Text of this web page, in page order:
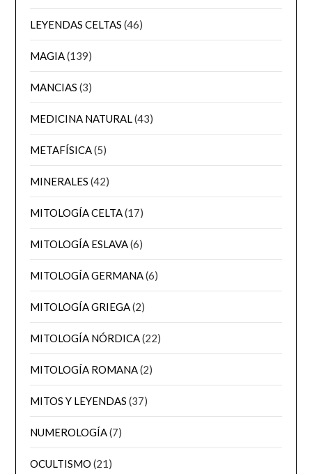
LEYENDAS CELTAS (46)
MAGIA(139)
MANCIAS (3)
MEDICINA NATURAL(43)
METAFÍSICA(5)
MINERALES (42)
MITOLOGÍA CELTA(17)
MITOLOGÍA ESLAVA(6)
MITOLOGÍA GERMANA(6)
MITOLOGÍA GRIEGA(2)
MITOLOGÍA NÓRDICA(22)
MITOLOGÍA ROMANA(2)
MITOS Y LEYENDAS (37)
NUMEROLOGÍA(7)
OCULTISMO (21)